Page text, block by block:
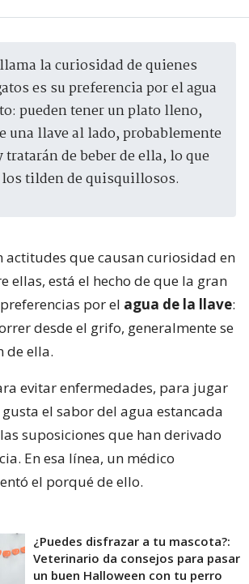
es su preferencia por el agua
pueden tener un plato lleno,
una llave al lado, probablemente
tratarán de beber de ella, lo que
los tilden de quisquillosos.
actitudes que causan curiosidad en
ellas, está el hecho de que la gran
por el agua de la llave:
desde el grifo, generalmente se
de ella.
evitar enfermedades, para jugar
el sabor del agua estancada
suposiciones que han derivado
En esa línea, un médico
el porqué de ello.
¿Puedes disfrazar a tu mascota?:
Veterinario da consejos para pasar
un buen Halloween con tu perro